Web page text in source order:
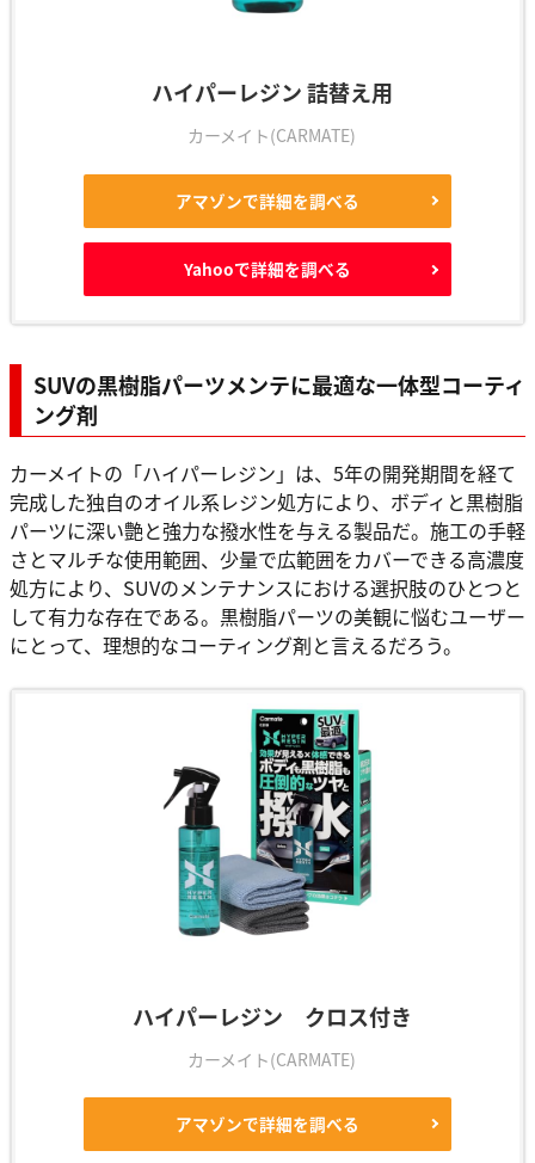
ハイパーレジン 詰替え用
カーメイト(CARMATE)
アマゾンで詳細を調べる
Yahooで詳細を調べる
SUVの黒樹脂パーツメンテに最適な一体型コーティ
ング剤
カーメイトの「ハイパーレジン」は、5年の開発期間を経て
完成した独自のオイル系レジン処方により、ボディと黒樹脂
パーツに深い艶と強力な撥水性を与える製品だ。施工の手軽
さとマルチな使用範囲、少量で広範囲をカバーできる高濃度
処方により、SUVのメンテナンスにおける選択肢のひとつと
して有力な存在である。黒樹脂パーツの美観に悩むユーザー
にとって、理想的なコーティング剤と言えるだろう。
ハイパーレジン クロス付き
カーメイト(CARMATE)
アマゾンで詳細を調べる